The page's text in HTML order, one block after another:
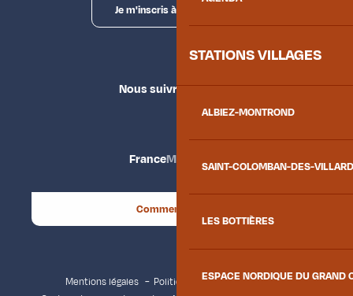
STATIONS VILLAGES
ALBIEZ-MONTROND
SAINT-COLOMBAN-DES-
LES BOTTIÈRES
ESPACE NORDIQUE DU GRAND
Je m'inscris à la newsletter
Nous suivre
FranceMaurienne
Comment venir ?
Mentions légales
Politique de confidentialité